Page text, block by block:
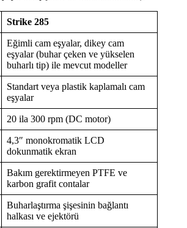
Strike 285
Eğimli cam eşyalar, dikey cam
eşyalar (buhar çeken ve yükselen
buharlı tip) ile mevcut modeller
Standart veya plastik kaplamalı cam
eşyalar
20 ila 300 rpm (DC motor)
4,3″ monokromatik LCD
dokunmatik ekran
Bakım gerektirmeyen PTFE ve
karbon grafit contalar
Buharlaştırma şişesinin bağlantı
halkası ve ejektörü